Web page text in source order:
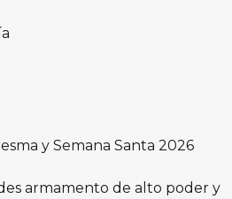
y Semana Santa 2026
armamento de alto poder y